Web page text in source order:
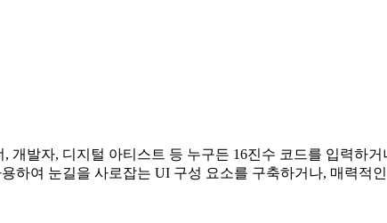
발자, 디지털 아티스트 등 누구든 16진수 코드를 입력하거
하여 눈길을 사로잡는 UI 구성 요소를 구축하거나, 매력적